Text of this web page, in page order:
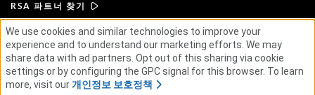
리소스
채용 정보
RSA 파트너 찾기
이용 약관 개인정보 보호정책 표준 계약
공급업체 원칙
윤리적 공급망 ESG
We use cookies and similar technologies to improve your
experience and to understand our marketing efforts. We may
share data with ad partners. Opt out of this sharing via cookie
settings or by configuring the GPC signal for this browser. To learn
more, visit our개인정보 보호정책